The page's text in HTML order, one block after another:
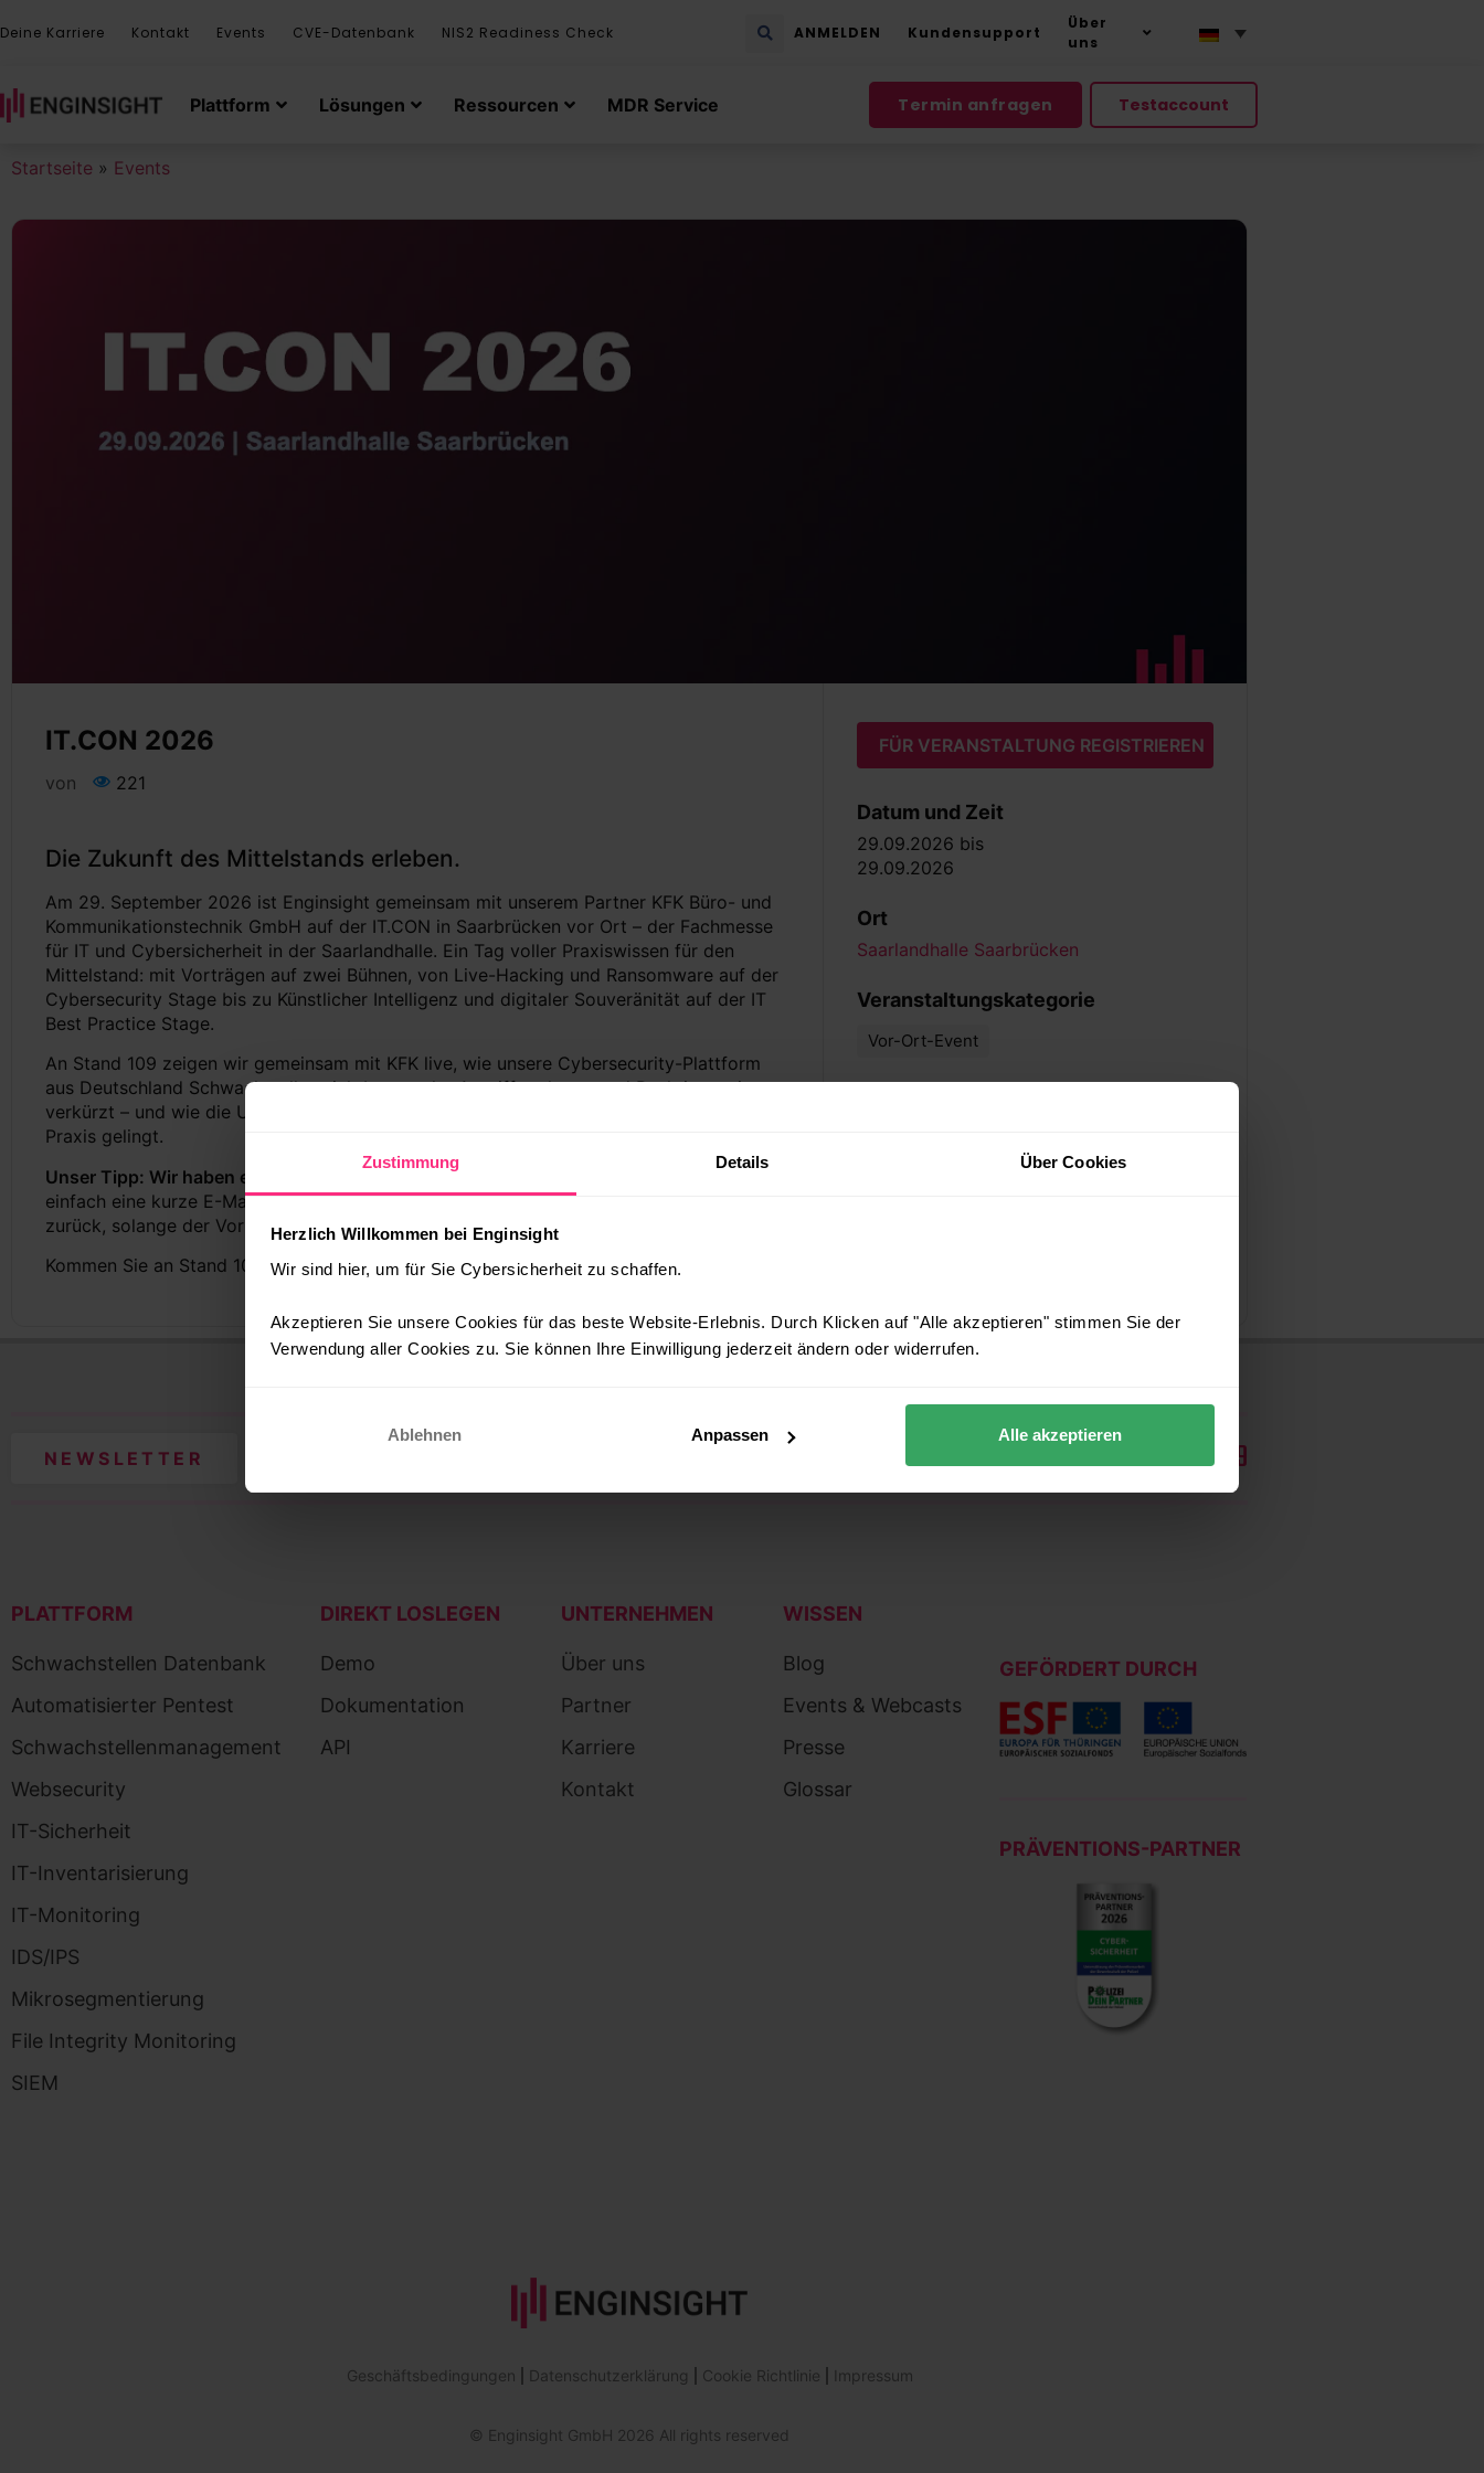
Zustimmung Details Über Cookies
Herzlich Willkommen bei Enginsight
Wir sind hier, um für Sie Cybersicherheit zu schaffen.
Akzeptieren Sie unsere Cookies für das beste Website-Erlebnis. Durch Klicken auf "Alle akzeptieren" stimmen Sie der
Verwendung aller Cookies zu. Sie können Ihre Einwilligung jederzeit ändern oder widerrufen.
Ablehnen Anpassen Alle akzeptieren
Deine Karriere Kontakt Events CVE-Datenbank NIS2 Readiness Check ANMELDEN Kundensupport
Über
uns
Plattform Lösungen Ressourcen MDR Service Termin anfragen Testaccount
Startseite » Events
IT.CON 2026
von 221
Die Zukunft des Mittelstands erleben.
Am 29. September 2026 ist Enginsight gemeinsam mit unserem Partner KFK Büro- und
Kommunikationstechnik GmbH auf der IT.CON in Saarbrücken vor Ort – der Fachmesse
für IT und Cybersicherheit in der Saarlandhalle. Ein Tag voller Praxiswissen für den
Mittelstand: mit Vorträgen auf zwei Bühnen, von Live-Hacking und Ransomware auf der
Cybersecurity Stage bis zu Künstlicher Intelligenz und digitaler Souveränität auf der IT
Best Practice Stage.
An Stand 109 zeigen wir gemeinsam mit KFK live, wie unsere Cybersecurity-Plattform
aus Deutschland Schwachstellen sichtbar macht, Angriffe erkennt und Reaktionszeiten
verkürzt – und wie die Umsetzung mit einem regionalen Partner an Ihrer Seite in der
Praxis gelingt.
Unser Tipp: Wir haben ein Kontingent an kostenfreien Tickets für Sie.
einfach eine kurze E-Mail anevent@enginsight.com– wir melden uns mit Ihrem Ticket
zurück, solange der Vorrat reicht.
Kommen Sie an Stand 109 vorbei. Wir freuen uns auf Ihren Besuch!
FÜR VERANSTALTUNG REGISTRIEREN
Datum und Zeit
29.09.2026 bis
29.09.2026
Ort
Saarlandhalle Saarbrücken
Veranstaltungskategorie
Vor-Ort-Event
NEWSLETTER hello@enginsight.com 03641 / 271 87 39
PLATTFORM
Schwachstellen Datenbank
Automatisierter Pentest
Schwachstellenmanagement
Websecurity
IT-Sicherheit
IT-Inventarisierung
IT-Monitoring
IDS/IPS
Mikrosegmentierung
File Integrity Monitoring
SIEM
DIREKT LOSLEGEN
Demo
Dokumentation
API
UNTERNEHMEN
Über uns
Partner
Karriere
Kontakt
WISSEN
Blog
Events & Webcasts
Presse
Glossar
GEFÖRDERT DURCH
PRÄVENTIONS-PARTNER
Geschäftsbedingungen Datenschutzerklärung Cookie Richtlinie Impressum
© Enginsight GmbH 2026 All rights reserved